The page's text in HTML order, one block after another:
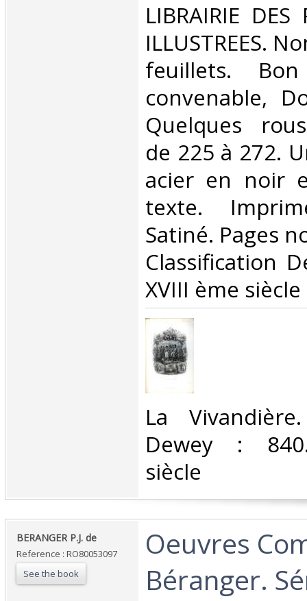
‎LIBRAIRIE DES
ILLUSTREES.
feuillets.
convenable,
Quelques
de 225 à 272.
acier en noir
texte.
Satiné. Pages
Classification
XVIII ème siècle‎
‎La
Dewey :
siècle‎
‎BERANGER P.J. de‎
Reference : RO80053097
See the book
‎Oeuvres
Béranger.